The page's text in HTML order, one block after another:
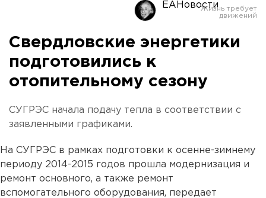
ЕАНовости
Свердловские энергетики
подготовились к
отопительному сезону
СУГРЭС начала подачу тепла в соответствии с
заявленными графиками.
На СУГРЭС в рамках подготовки к осенне-зимнему
периоду 2014-2015 годов прошла модернизация и
ремонт основного, а также ремонт
вспомогательного оборудования, передает